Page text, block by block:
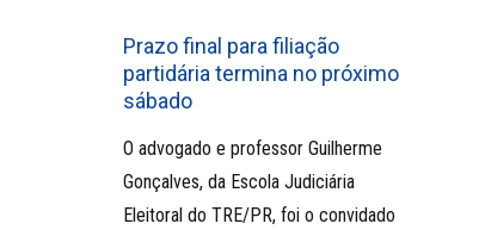
Prazo final para filiação
partidária termina no próximo
sábado
O advogado e professor Guilherme
Gonçalves, da Escola Judiciária
Eleitoral do TRE/PR, foi o convidado